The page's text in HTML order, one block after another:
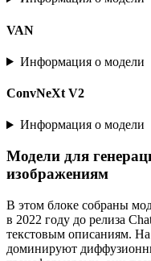
VAN
Информация о модели
ConvNeXt V2
Информация о модели
Модели для
изображениям
В этом блоке собраны
в 2022 году до релиза
текстовым описаниям.
доминируют